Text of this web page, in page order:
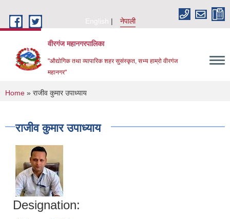
English
नेपाली
वीरगंज महानगरपालिका
"औद्योगिक तथा व्यापारिक शहर सुसंस्कृत, सभ्य हाम्रो वीरगंज
महानगर"
You are here
Home » राजीव कुमार उपाध्याय
राजीव कुमार उपाध्याय
Designation: